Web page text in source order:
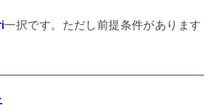
一択です。ただし前提条件があります